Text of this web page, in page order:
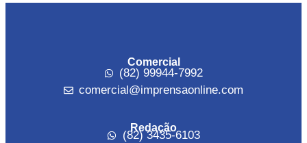
Comercial
(82) 99944-7992
comercial@imprensaonline.com
Redação
(82) 3435-6103